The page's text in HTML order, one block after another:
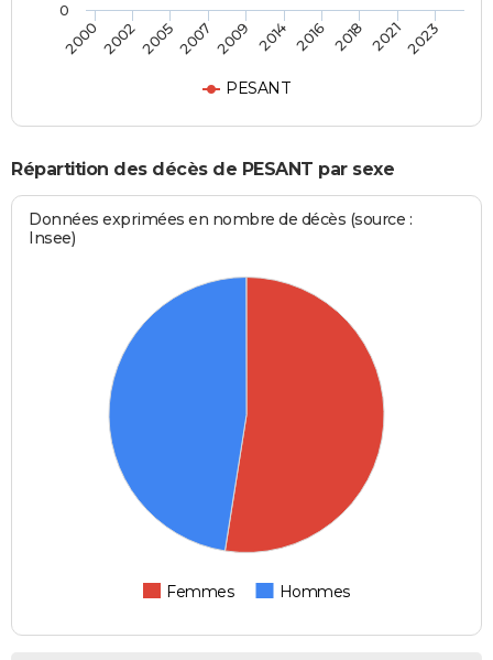
PESANT
20002002200520072009 2014 2016 2018 20212023
0
Répartition des décès de PESANT par sexe
Données exprimées en nombre de décès (source :
Insee)
Femmes Hommes